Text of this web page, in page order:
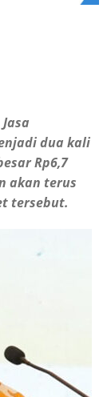
dua kali
Rp6,7
akan terus
tersebut.